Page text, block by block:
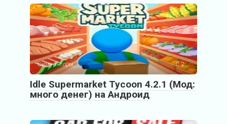
Симуляторы 2
Idle Supermarket Tycoon 4.2.1 (Мод:
много денег) на Андроид